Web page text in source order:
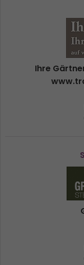
Ihre